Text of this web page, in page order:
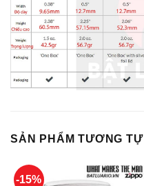
SẢN PHẨM TƯƠNG TỰ
-15%